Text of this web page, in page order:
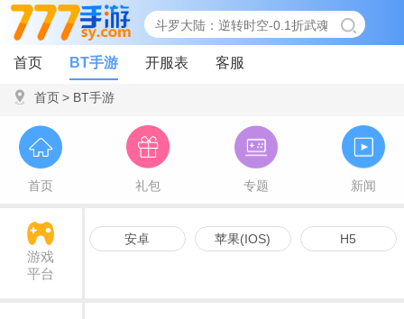
首页 BT手游 开服表 客服
首页> BT手游
首页 礼包 专题 新闻
游戏
平台
安卓 苹果(IOS) H5